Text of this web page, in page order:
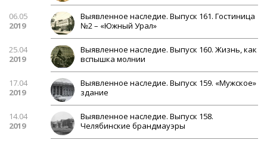
06.05
2019
Выявленное наследие. Выпуск 161. Гостиница
№2 – «Южный Урал»
25.04
2019
Выявленное наследие. Выпуск 160. Жизнь, как
вспышка молнии
17.04
2019
Выявленное наследие. Выпуск 159. «Мужское»
здание
14.04
2019
Выявленное наследие. Выпуск 158.
Челябинские брандмауэры